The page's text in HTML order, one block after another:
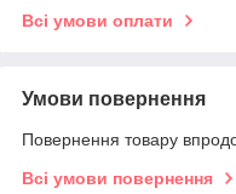
Всі умови оплати
Умови повернення
Повернення товару
Всі умови повернення